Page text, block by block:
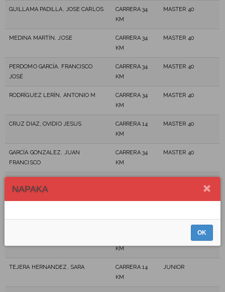
GUILLAMA PADILLA, JOSE CARLOS
CARRERA 34
KM
MASTER 40
MEDINA MARTÍN, JOSE
CARRERA 34
KM
MASTER 40
PERDOMO GARCÍA, FRANCISCO
JOSÉ
CARRERA 34
KM
MASTER 40
RODRÍGUEZ LERÍN, ANTONIO M
CARRERA 34
KM
MASTER 40
CRUZ DIAZ, OVIDIO JESUS
CARRERA 14
KM
MASTER 40
GARCÍA GONZALEZ, JUAN
FRANCISCO
CARRERA 34
KM
MASTER 40
KM
KM
MASTER 40
TEJERA HERNANDEZ, SARA
CARRERA 14
KM
JUNIOR
NAPAKA
OK